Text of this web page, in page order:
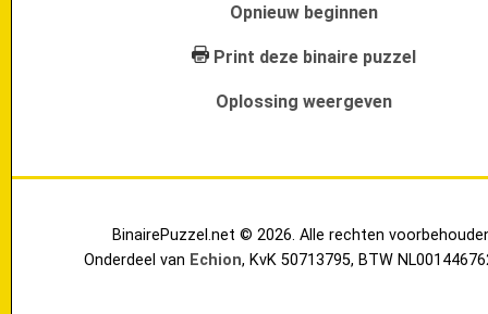
Opnieuw beginnen
Print deze binaire puzzel
Oplossing weergeven
BinairePuzzel.net © 2026. Alle rechten
Onderdeel van Echion, KvK 50713795, BTW